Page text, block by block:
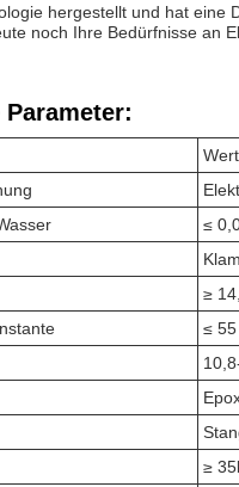
hergestellt und hat eine
noch Ihre Bedürfnisse an
Wert
≤
≥
≤ 55
≥